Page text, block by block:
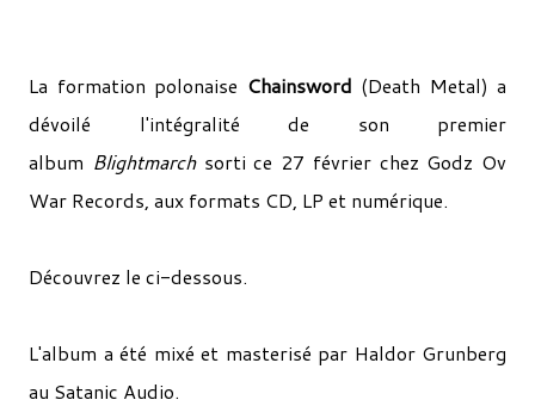
La formation polonaise Chainsword (Death Metal) a
dévoilé l'intégralité de son premier
album Blightmarchsorti ce 27 février chez Godz Ov
War Records, aux formats CD, LP et numérique.
Découvrez le ci-dessous.
L'album a été mixé et masterisé par Haldor Grunberg
au Satanic Audio.